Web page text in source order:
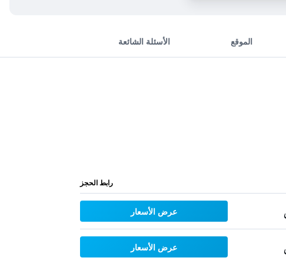
الموقع الأسئلة الشائعة
رابط الحجز
عرض الأسعار
عرض الأسعار